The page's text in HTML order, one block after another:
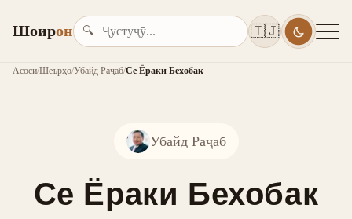
Шоирон 🔍 🇹🇯
Асосӣ/Шеърҳо/Убайд Раҷаб/Се Ёраки Бехобак
Убайд Раҷаб
Се Ёраки Бехобак